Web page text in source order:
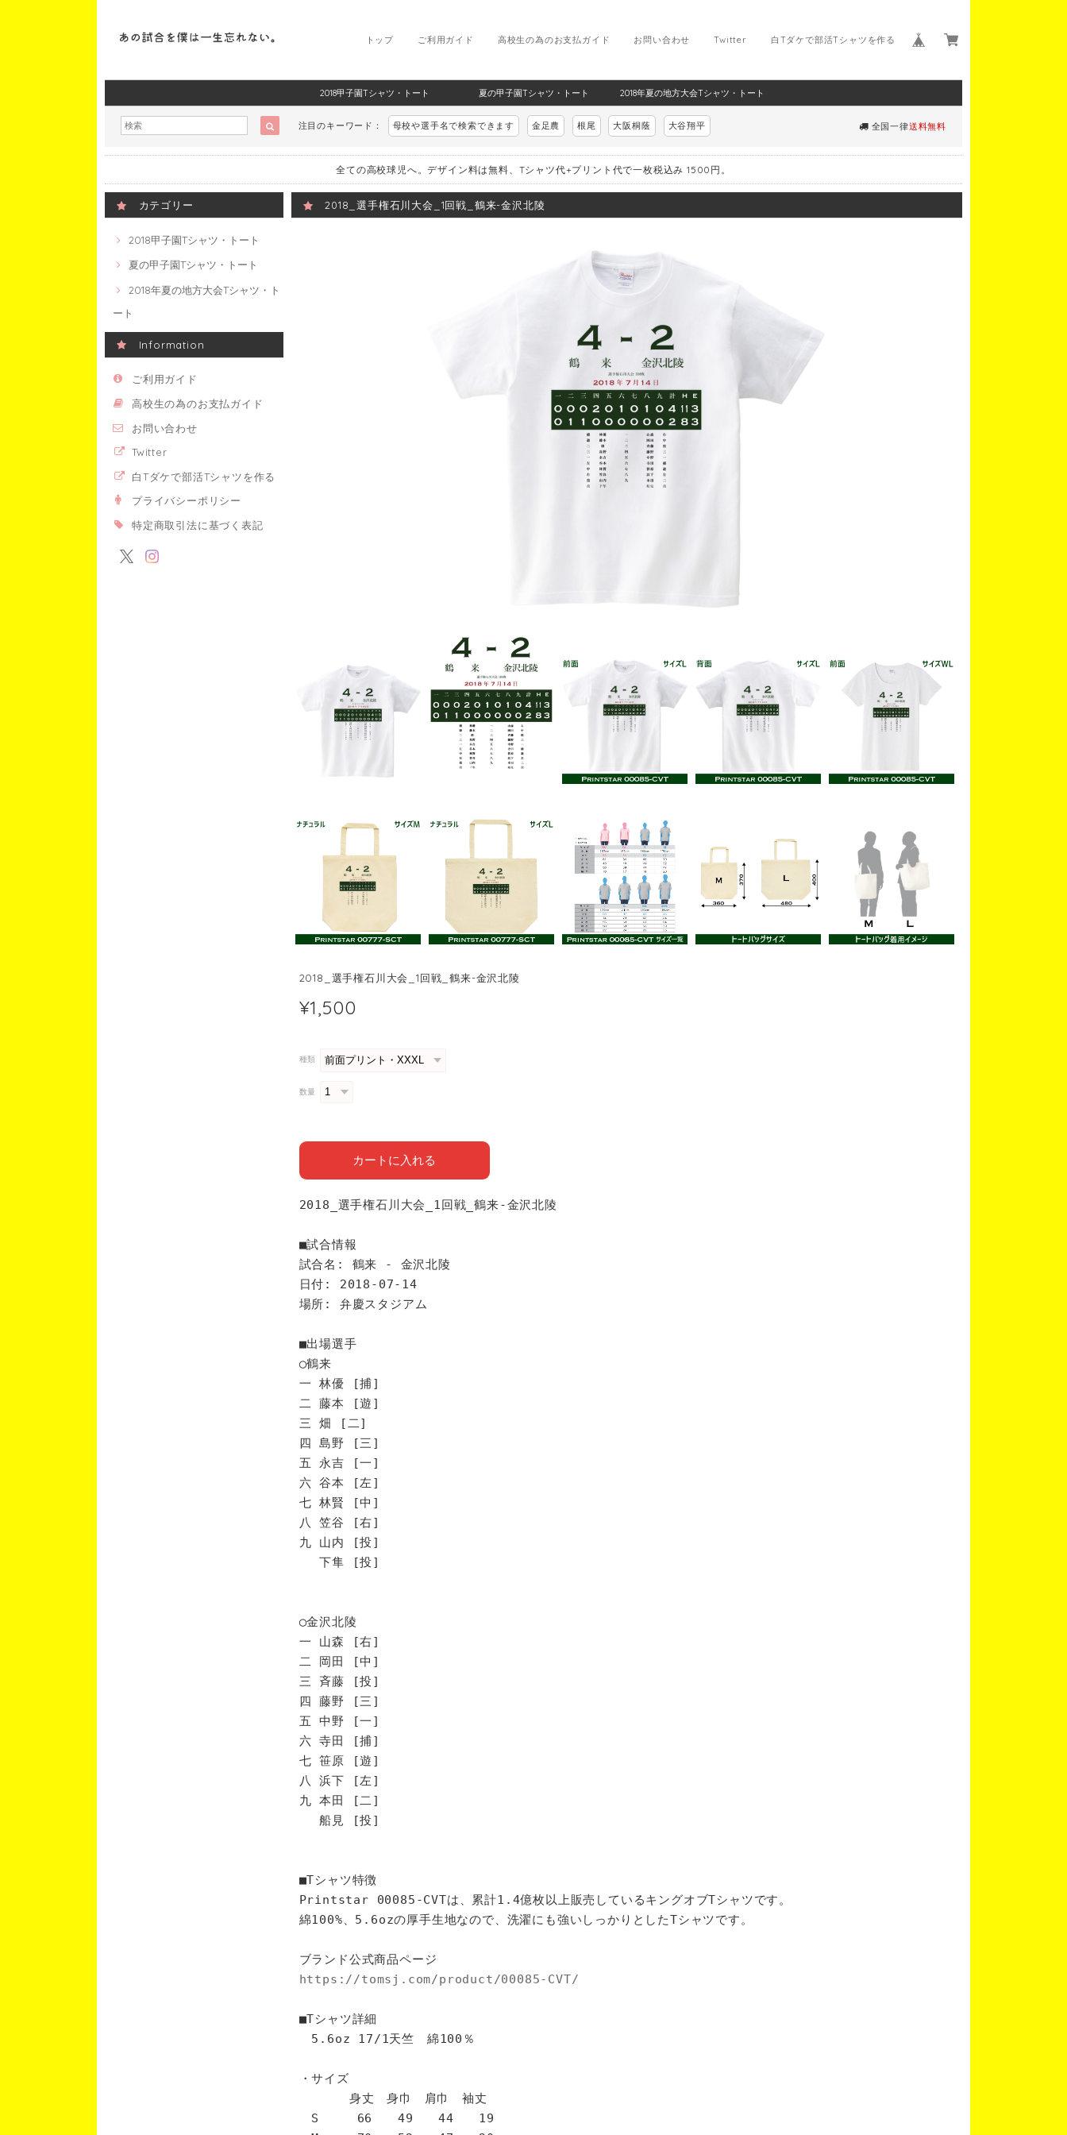
白Tダケで部活Tシャツを作る
Twitter
お問い合わせ
高校生の為のお支払ガイド
ご利用ガイド
トップ
2018甲子園Tシャツ・トート 夏の甲子園Tシャツ・トート 2018年夏の地方大会Tシャツ・トート
注目のキーワード： 母校や選手名で検索できます 金足農 根尾 大阪桐蔭 大谷翔平 全国一律送料無料
全ての高校球児へ。デザイン料は無料、Tシャツ代+プリント代で一枚税込み 1500円。
カテゴリー
2018甲子園Tシャツ・トート
夏の甲子園Tシャツ・トート
2018年夏の地方大会Tシャツ・ト
ート
Information
ご利用ガイド
高校生の為のお支払ガイド
お問い合わせ
Twitter
白Tダケで部活Tシャツを作る
プライバシーポリシー
特定商取引法に基づく表記
2018_選手権石川大会_1回戦_鶴来-金沢北陵
2018_選手権石川大会_1回戦_鶴来-金沢北陵
¥1,500
種類
数量
カートに入れる
2018_選手権石川大会_1回戦_鶴来-金沢北陵
■試合情報
試合名: 鶴来 - 金沢北陵
日付: 2018-07-14
場所: 弁慶スタジアム
■出場選手
◯鶴来
一 林優 [捕]
二 藤本 [遊]
三 畑 [二]
四 島野 [三]
五 永吉 [一]
六 谷本 [左]
七 林賢 [中]
八 笠谷 [右]
九 山内 [投]
下隼 [投]
◯金沢北陵
一 山森 [右]
二 岡田 [中]
三 斉藤 [投]
四 藤野 [三]
五 中野 [一]
六 寺田 [捕]
七 笹原 [遊]
八 浜下 [左]
九 本田 [二]
船見 [投]
■Tシャツ特徴
Printstar 00085-CVTは、累計1.4億枚以上販売しているキングオブTシャツです。
綿100%、5.6ozの厚手生地なので、洗濯にも強いしっかりとしたTシャツです。
ブランド公式商品ページ
https://tomsj.com/product/00085-CVT/
■Tシャツ詳細
5.6oz 17/1天竺 綿100％
・サイズ
身丈 身巾 肩巾 袖丈
S 66 49 44 19